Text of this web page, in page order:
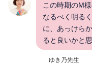
この時期のM
なるべく明る
に、あっけら
ると良いかと
ゆき乃先生